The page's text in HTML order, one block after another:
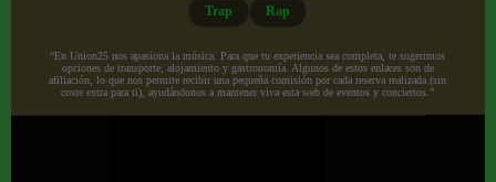
Trap Rap
“En Union25 nos apasiona la música. Para que tu experiencia sea completa, te sugerimos
opciones de transporte, alojamiento y gastronomía. Algunos de estos enlaces son de
afiliación, lo que nos permite recibir una pequeña comisión por cada reserva realizada (sin
coste extra para ti), ayudándonos a mantener viva esta web de eventos y conciertos.”